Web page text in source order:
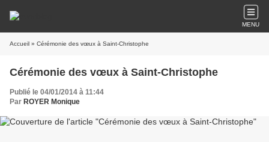
MENU
Accueil » Cérémonie des vœux à Saint-Christophe
Cérémonie des vœux à Saint-Christophe
Publié le 04/01/2014 à 11:44
Par ROYER Monique